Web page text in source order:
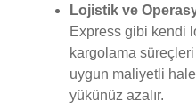
Lojistik ve
Express gibi kendi
kargolama
uygun maliyetli
yükünüz azalır.